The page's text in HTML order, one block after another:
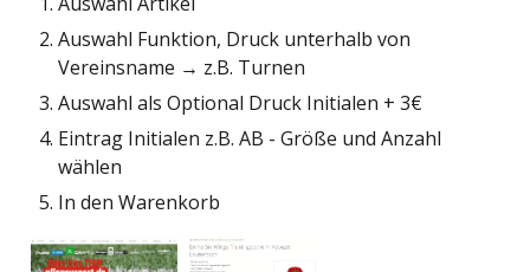
Auswahl Funktion, Druck unterhalb von
Vereinsname → z.B. Turnen
Auswahl als Optional Druck Initialen + 3€
Eintrag Initialen z.B. AB - Größe und Anzahl
wählen
In den Warenkorb